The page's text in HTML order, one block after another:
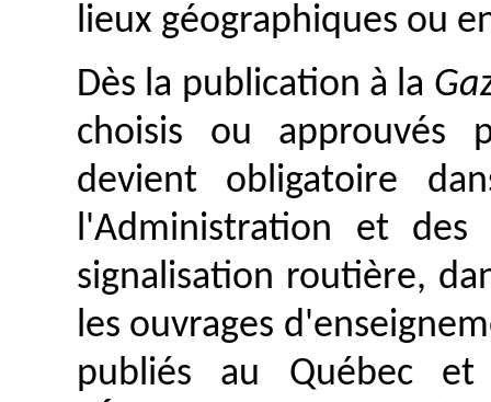
lieux géographiques ou
Dès la publication à la
choisis ou approuvés
devient obligatoire
l'Administration et des
signalisation routière,
les ouvrages
publiés au Québec